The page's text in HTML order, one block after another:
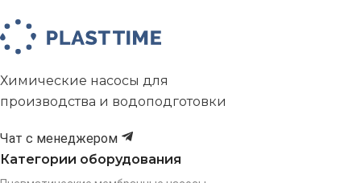
Химические насосы для
производства и водоподготовки
Чат с менеджером
Категории оборудования